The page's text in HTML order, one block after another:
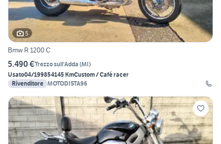
5
Bmw R 1200 C
5.490 €Trezzo sull'Adda (MI)
Usato04/199854145 KmCustom / Café racer
Rivenditore MOTODISTA96